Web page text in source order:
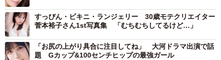
すっぴん・ビキニ・ランジェリー 30歳モテクリエイター
菅本裕子さん1st写真集 「むちむちしてるけど…」
「お尻の上がり具合に注目してね」 大河ドラマ出演で話
題 Gカップ&100センチヒップの最強ガール